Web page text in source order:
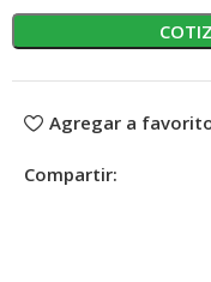
Agregar a
Compartir: